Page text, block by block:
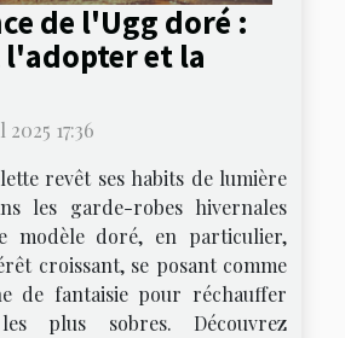
de l'Ugg doré :
et la
17:36
revêt ses habits de lumière
les garde-robes hivernales
modèle doré, en particulier,
croissant, se posant comme
de fantaisie pour réchauffer
plus sobres. Découvrez